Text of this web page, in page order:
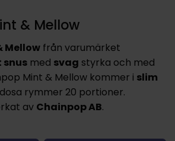
& Mellow
Mellow från varumärket
med svag styrka och med
Mint & Mellow kommer i slim
rymmer 20 portioner.
av Chainpop AB.